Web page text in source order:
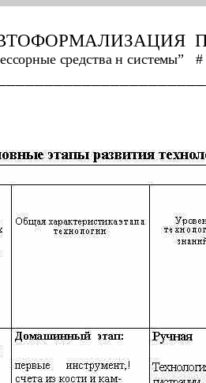
средства н системы” #